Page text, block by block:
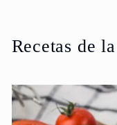
Recetas de